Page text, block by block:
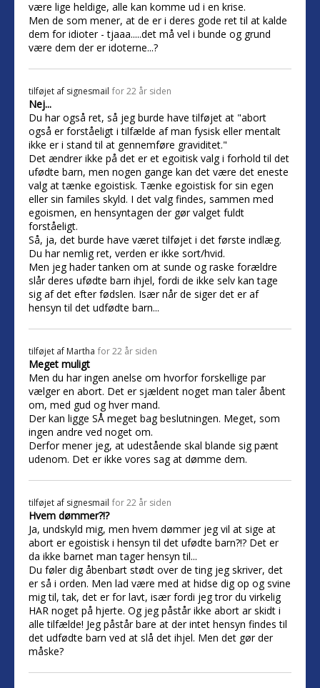
være lige heldige, alle kan komme ud i en krise.
Men de som mener, at de er i deres gode ret til at kalde
dem for idioter - tjaaa.....det må vel i bunde og grund
være dem der er idoterne...?
tilføjet af signesmail for 22 år siden
Nej...
Du har også ret, så jeg burde have tilføjet at "abort
også er forståeligt i tilfælde af man fysisk eller mentalt
ikke er i stand til at gennemføre graviditet."
Det ændrer ikke på det er et egoitisk valg i forhold til det
ufødte barn, men nogen gange kan det være det eneste
valg at tænke egoistisk. Tænke egoistisk for sin egen
eller sin familes skyld. I det valg findes, sammen med
egoismen, en hensyntagen der gør valget fuldt
forståeligt.
Så, ja, det burde have været tilføjet i det første indlæg.
Du har nemlig ret, verden er ikke sort/hvid.
Men jeg hader tanken om at sunde og raske forældre
slår deres ufødte barn ihjel, fordi de ikke selv kan tage
sig af det efter fødslen. Især når de siger det er af
hensyn til det udfødte barn...
tilføjet af Martha for 22 år siden
Meget muligt
Men du har ingen anelse om hvorfor forskellige par
vælger en abort. Det er sjældent noget man taler åbent
om, med gud og hver mand.
Der kan ligge SÅ meget bag beslutningen. Meget, som
ingen andre ved noget om.
Derfor mener jeg, at udestående skal blande sig pænt
udenom. Det er ikke vores sag at dømme dem.
tilføjet af signesmail for 22 år siden
Hvem dømmer?!?
Ja, undskyld mig, men hvem dømmer jeg vil at sige at
abort er egoistisk i hensyn til det ufødte barn?!? Det er
da ikke barnet man tager hensyn til...
Du føler dig åbenbart stødt over de ting jeg skriver, det
er så i orden. Men lad være med at hidse dig op og svine
mig til, tak, det er for lavt, især fordi jeg tror du virkelig
HAR noget på hjerte. Og jeg påstår ikke abort ar skidt i
alle tilfælde! Jeg påstår bare at der intet hensyn findes til
det udfødte barn ved at slå det ihjel. Men det gør der
måske?